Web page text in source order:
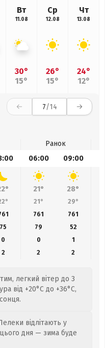
Вт
11.08
30°
15°
Ср
12.08
26°
15°
Чт
13.08
24°
12°
7/14
Ранок
06:00 09:00
21° 28°
21° 29°
761 761
75 79
52
0 0
1
2 2 2
легкий вітер до 3
від +20°C до +36°C,
відлітають у
дня — зима буде